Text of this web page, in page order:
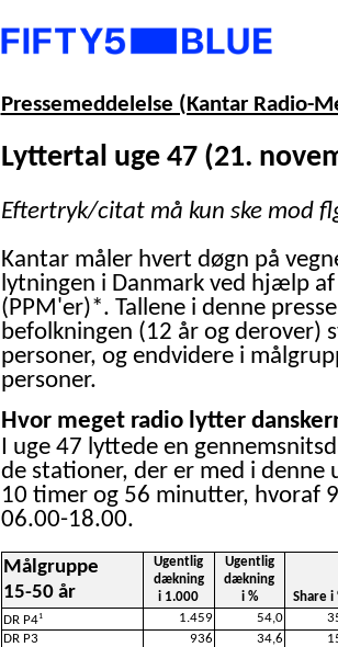
Pressemeddelelse (Kantar Radio-
Lyttertal uge 47 (21.
Eftertryk/citat må kun ske mod
Kantar måler hvert døgn på
lytningen i Danmark ved hjælp
(PPM'er)*. Tallene i denne
befolkningen (12 år og derover)
personer, og endvidere i
personer.
Hvor meget radio lytter
I uge 47 lyttede en
de stationer, der er med i denne
10 timer og 56 minutter, hvoraf
06.00-18.00.
Målgruppe
15-50 år
Ugentlig
dækning
i 1.000
Ugentlig
dækning
i %
Share i
DR P41 1.459 54,0
DR P3
936 34,6